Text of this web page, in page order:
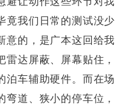
竟我们日常的测试没少
意的，是广本这回给我
达屏蔽、屏幕贴住，
泊车辅助硬件。而在场
道、狭小的停车位，